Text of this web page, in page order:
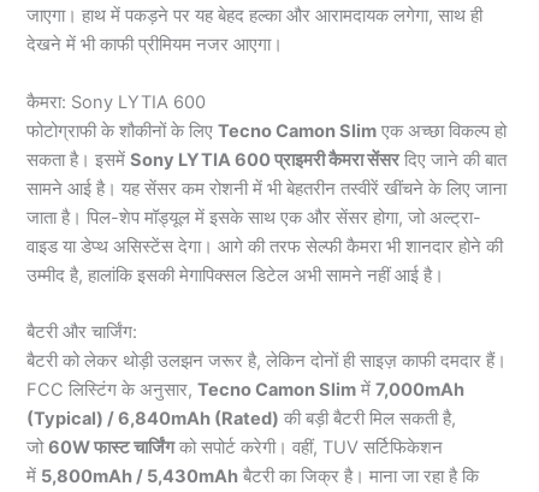
जाएगा। हाथ में पकड़ने पर यह बेहद हल्का और आरामदायक लगेगा, साथ ही
देखने में भी काफी प्रीमियम नजर आएगा।
कैमरा: Sony LYTIA 600
फोटोग्राफी के शौकीनों के लिएTecno Camon Slim एक अच्छा विकल्प हो
सकता है। इसमेंSony LYTIA 600 प्राइमरी कैमरा सेंसरदिए जाने की बात
सामने आई है। यह सेंसर कम रोशनी में भी बेहतरीन तस्वीरें खींचने के लिए जाना
जाता है। पिल-शेप मॉड्यूल में इसके साथ एक और सेंसर होगा, जो अल्ट्रा-
वाइड या डेप्थ असिस्टेंस देगा। आगे की तरफ सेल्फी कैमरा भी शानदार होने की
उम्मीद है, हालांकि इसकी मेगापिक्सल डिटेल अभी सामने नहीं आई है।
बैटरी और चार्जिंग:
बैटरी को लेकर थोड़ी उलझन जरूर है, लेकिन दोनों ही साइज़ काफी दमदार हैं।
FCC लिस्टिंग के अनुसार,Tecno Camon Slim में7,000mAh
(Typical) / 6,840mAh (Rated) की बड़ी बैटरी मिल सकती है,
जो60W फास्ट चार्जिंगको सपोर्ट करेगी। वहीं, TUV सर्टिफिकेशन
में 5,800mAh / 5,430mAh बैटरी का जिक्र है। माना जा रहा है कि